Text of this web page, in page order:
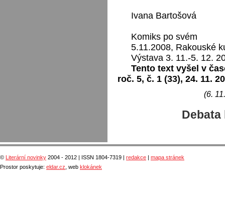
Ivana Bartošová
Komiks po svém
5.11.2008, Rakouské
Výstava 3. 11.-5. 12.
Tento text vyšel v
roč. 5, č. 1 (33), 24. 11.
(6.
Debata
© Literární novinky 2004 - 2012 | ISSN 1804-7319 | redakce
mapa stránek
Prostor poskytuje: eldar.cz , web klokánek